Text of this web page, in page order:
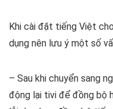
Khi cài đặt tiếng Việt
dụng nên lưu ý một số
– Sau khi chuyển sang
động lại tivi để đồng bộ